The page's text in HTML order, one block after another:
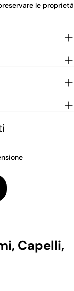
le proprietà
Capelli,